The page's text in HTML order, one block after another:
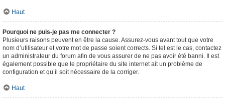
Haut
Pourquoi ne puis-je pas me connecter ?
Plusieurs raisons peuvent en être la cause. Assurez-vous avant tout que votre
nom d’utilisateur et votre mot de passe soient corrects. Si tel est le cas, contactez
un administrateur du forum afin de vous assurer de ne pas avoir été banni. Il est
également possible que le propriétaire du site internet ait un problème de
configuration et qu’il soit nécessaire de la corriger.
Haut